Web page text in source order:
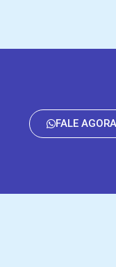
FALE